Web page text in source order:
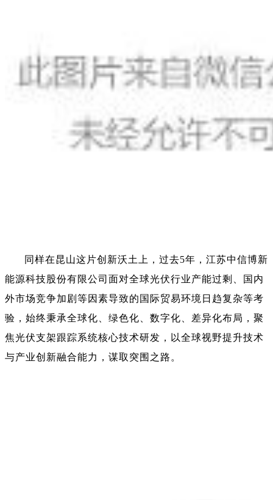
同样在昆山这片创新沃土上，过去5年，江苏中信博新
能源科技股份有限公司面对全球光伏行业产能过剩、国内
外市场竞争加剧等因素导致的国际贸易环境日趋复杂等考
验，始终秉承全球化、绿色化、数字化、差异化布局，聚
焦光伏支架跟踪系统核心技术研发，以全球视野提升技术
与产业创新融合能力，谋取突围之路。